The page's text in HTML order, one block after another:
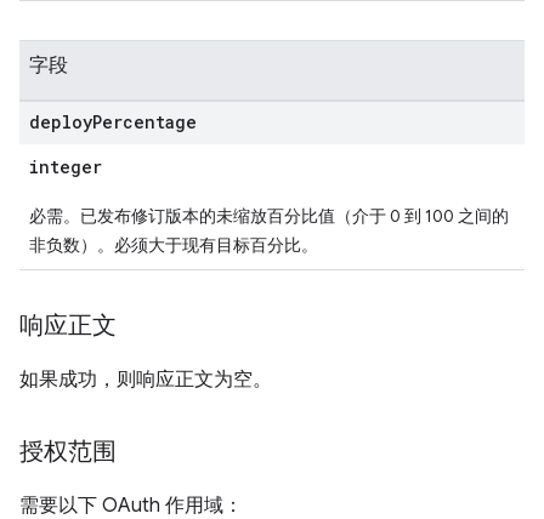
字段
deployPercentage
integer
必需。已发布修订版本的未缩放百分比值（介于 0 到 100 之间的
非负数）。必须大于现有目标百分比。
响应正文
如果成功，则响应正文为空。
授权范围
需要以下 OAuth 作用域：